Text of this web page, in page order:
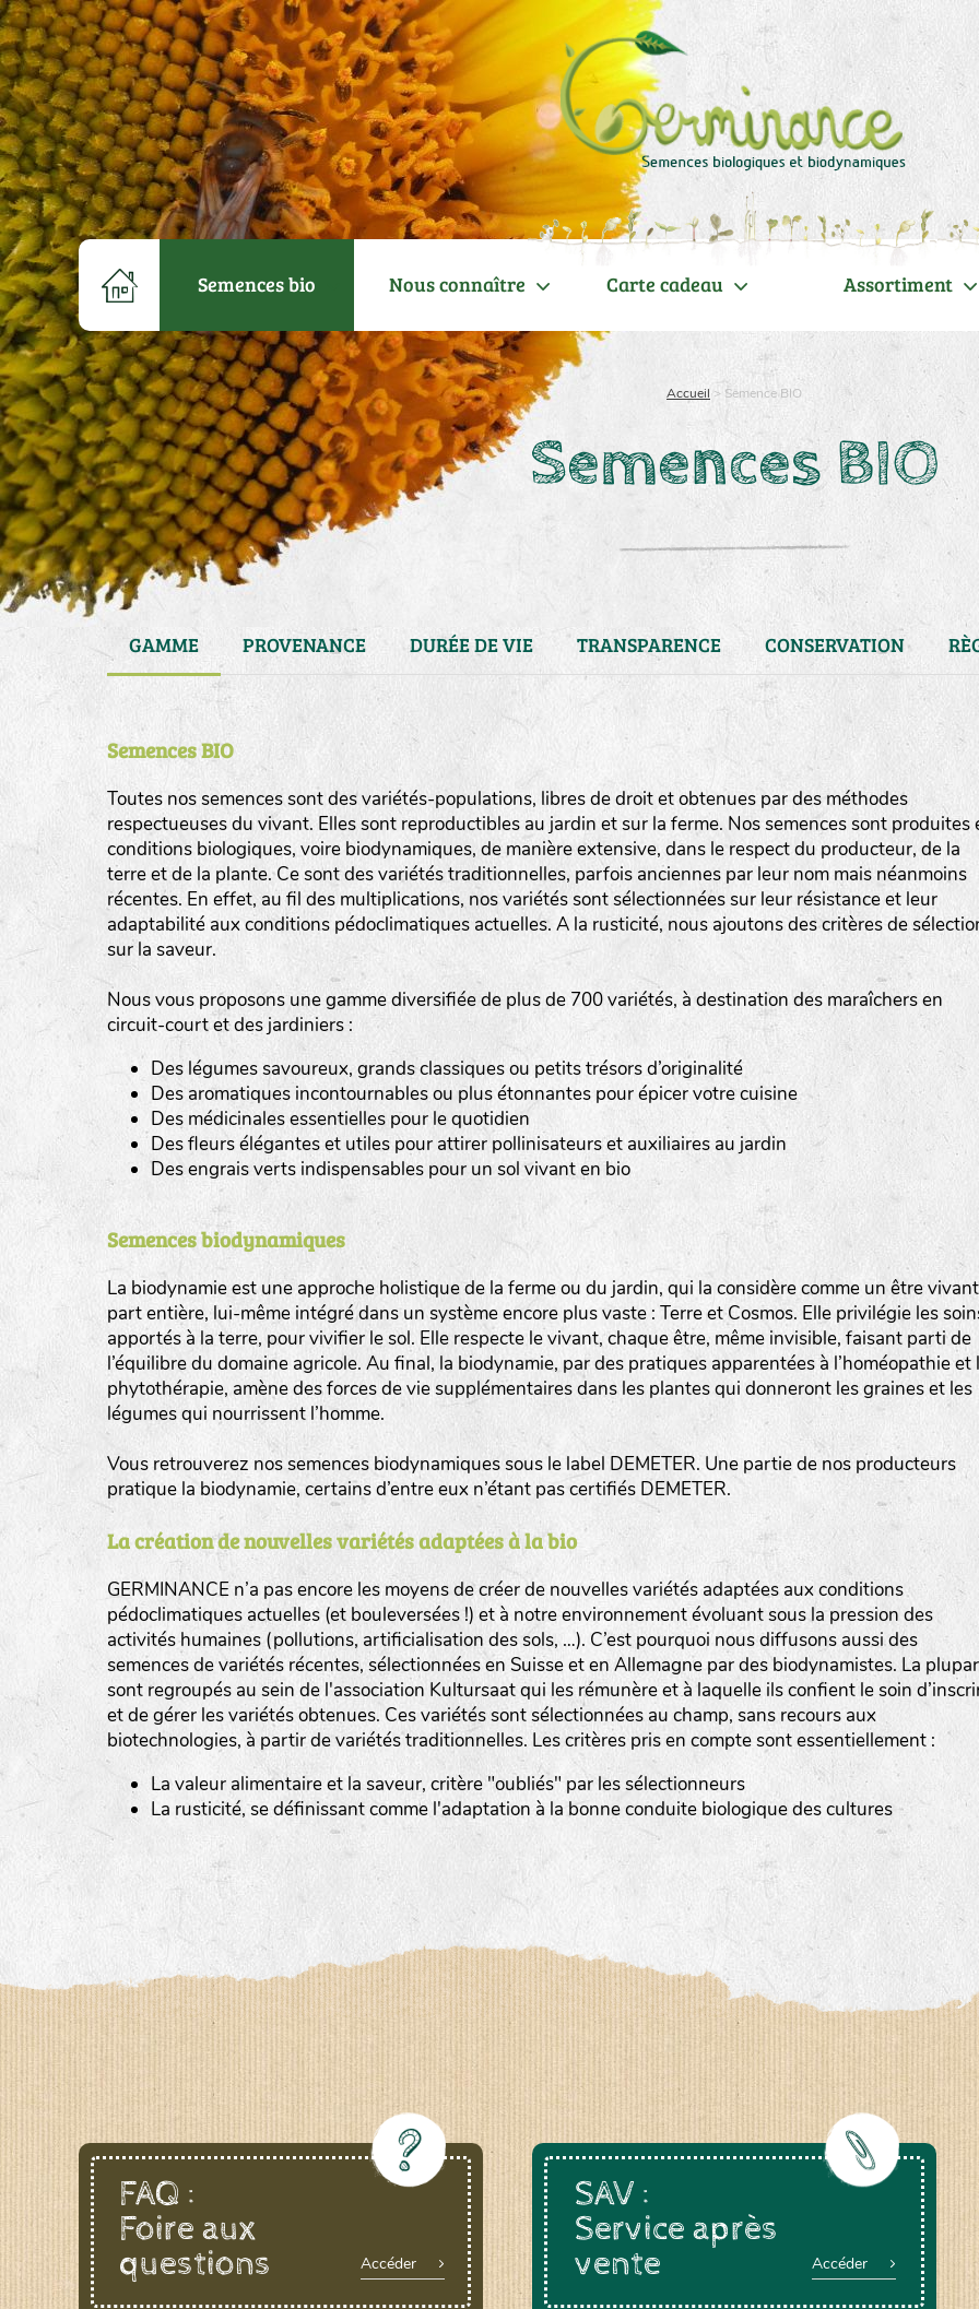
Semences bio Nous connaître Carte cadeau Assortiment
Accueil > Semence BIO
Semences BIO
GAMME PROVENANCE DURÉE DE VIE TRANSPARENCE CONSERVATION
Semences BIO
Toutes nos semences sont des variétés-populations, libres de droit et obtenues par des méthodes
respectueuses du vivant. Elles sont reproductibles au jardin et sur la ferme. Nos semences sont produites
conditions biologiques, voire biodynamiques, de manière extensive, dans le respect du producteur, de la
terre et de la plante. Ce sont des variétés traditionnelles, parfois anciennes par leur nom mais néanmoins
récentes. En effet, au fil des multiplications, nos variétés sont sélectionnées sur leur résistance et leur
adaptabilité aux conditions pédoclimatiques actuelles. A la rusticité, nous ajoutons des critères de
sur la saveur.
Nous vous proposons une gamme diversifiée de plus de 700 variétés, à destination des maraîchers en
circuit-court et des jardiniers :
Des légumes savoureux, grands classiques ou petits trésors d’originalité
Des aromatiques incontournables ou plus étonnantes pour épicer votre cuisine
Des médicinales essentielles pour le quotidien
Des fleurs élégantes et utiles pour attirer pollinisateurs et auxiliaires au jardin
Des engrais verts indispensables pour un sol vivant en bio
Semences biodynamiques
La biodynamie est une approche holistique de la ferme ou du jardin, qui la considère comme un être
part entière, lui-même intégré dans un système encore plus vaste : Terre et Cosmos. Elle privilégie les
apportés à la terre, pour vivifier le sol. Elle respecte le vivant, chaque être, même invisible, faisant parti de
l’équilibre du domaine agricole. Au final, la biodynamie, par des pratiques apparentées à l’homéopathie et
phytothérapie, amène des forces de vie supplémentaires dans les plantes qui donneront les graines et les
légumes qui nourrissent l’homme.
Vous retrouverez nos semences biodynamiques sous le label DEMETER. Une partie de nos producteurs
pratique la biodynamie, certains d’entre eux n’étant pas certifiés DEMETER.
La création de nouvelles variétés adaptées à la bio
GERMINANCE n’a pas encore les moyens de créer de nouvelles variétés adaptées aux conditions
pédoclimatiques actuelles (et bouleversées !) et à notre environnement évoluant sous la pression des
activités humaines (pollutions, artificialisation des sols, …). C’est pourquoi nous diffusons aussi des
semences de variétés récentes, sélectionnées en Suisse et en Allemagne par des biodynamistes. La
sont regroupés au sein de l'association Kultursaat qui les rémunère et à laquelle ils confient le soin
et de gérer les variétés obtenues. Ces variétés sont sélectionnées au champ, sans recours aux
biotechnologies, à partir de variétés traditionnelles. Les critères pris en compte sont essentiellement :
La valeur alimentaire et la saveur, critère "oubliés" par les sélectionneurs
La rusticité, se définissant comme l'adaptation à la bonne conduite biologique des cultures
BINGENHEIMER SAATGUT (BGH)
www.bingenheimersaatgut.de
DE BOLSTER (DBO)
www.bolster.nl
GRAINE DEL PAÏS (GDP)
www.grainesdelpais.com
JARDIN EN’VIE (JEV)
LA BOITE A GRAINES (LBAG)
www.laboiteagraines.com
L’AUBEPIN (PDO)
www.aubepin.fr
LE BIAU GERME (LBG)
www.biaugerme.com
SATIVA RHEINAU (SAD)
www.sativa-rheinau.ch
SEMAILLES (SEM)
www.semaille.com
LA RÉFÉRENCE :F BEL20BPA1A (en haut à
F : Fleurs.
Les autres catégories étant :
E
: Engrais vert
L: Légumes
A: Aromatiques
BEL : Code de la variété
(Ici Belle de nuit)
20 : Année de récolte
(ici 2020)
BPA : Initiales du producteur ou du fournisseur de
semence.
1 : Numéro d’ordre du lot
A : Sans calibre.
: Gros
: Moyen calibre
P: Petit calibre
haies
zone sauvage
mare
tas de compost
fleurs
animaux domestiques
animaux sauvages
biodiversité cultivée
Légumes feuilles
Légumes racines
Plantes aromatiques
FAQ :
Foire aux
questions
Accéder
SAV :
Service après
vente
Accéder